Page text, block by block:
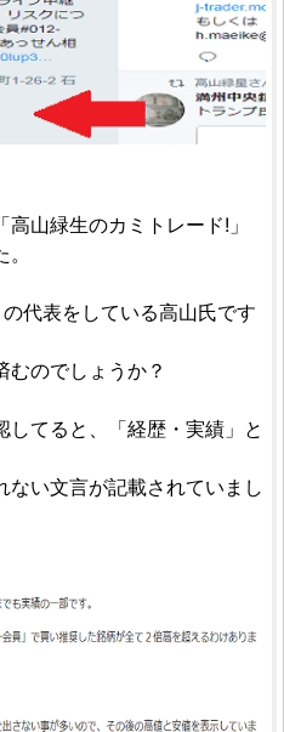
山緑生のカミトレード!」
代表をしている高山氏です
むのでしょうか？
してると、「経歴・実績」と
ない文言が記載されていまし